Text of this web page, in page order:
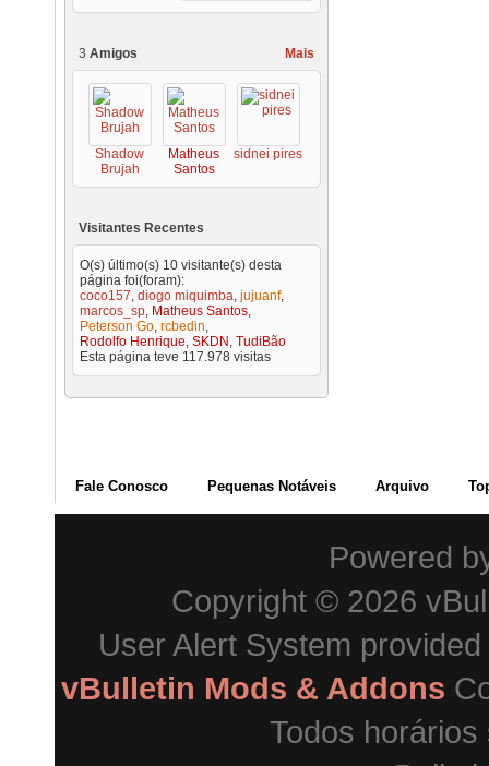
Mais
3 Amigos
Shadow
Brujah
Matheus
Santos
sidnei pires
Visitantes Recentes
O(s) último(s) 10 visitante(s) desta
página foi(foram):
coco157, diogo miquimba, jujuanf,
marcos_sp, Matheus Santos,
Peterson Go, rcbedin,
Rodolfo Henrique, SKDN , TudiBão
Esta página teve 117.978 visitas
Fale Conosco Pequenas Notáveis Arquivo
Powered
Copyright © 2026
User Alert System
vBulletin Mods & Addons
Todos